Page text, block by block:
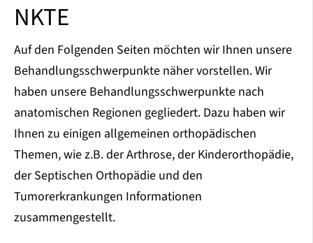
NKTE
Auf den Folgenden Seiten möchten wir Ihnen unsere
Behandlungsschwerpunkte näher vorstellen. Wir
haben unsere Behandlungsschwerpunkte nach
anatomischen Regionen gegliedert. Dazu haben wir
Ihnen zu einigen allgemeinen orthopädischen
Themen, wie z.B. der Arthrose, der Kinderorthopädie,
der Septischen Orthopädie und den
Tumorerkrankungen Informationen
zusammengestellt.